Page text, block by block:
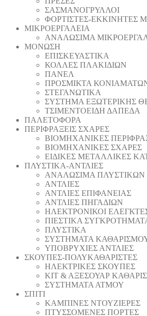
ΣΑΣΜΑΝΟΓΡΥΛΛΟΙ
ΦΟΡΤΙΣΤΕΣ-ΕΚΚΙΝΗΤΕΣ
ΜΙΚΡΟΕΡΓΑΛΕΙΑ
ΑΝΑΛΩΣΙΜΑ
ΜΟΝΩΣΗ
ΕΠΙΣΚΕΥΑΣΤΙΚΑ
ΚΟΛΛΕΣ ΠΛΑΚΙΔΙΩΝ
ΠΑΝΕΛ
ΠΡΟΣΜΙΚΤΑ
ΣΤΕΓΑΝΩΤΙΚΑ
ΣΥΣΤΗΜΑ ΕΞΩΤΕΡΙΚΗΣ
ΤΣΙΜΕΝΤΟΕΙΔΗ ΔΑΠΕΔΑ
ΠΑΛΕΤΟΦΟΡΑ
ΠΕΡΙΦΡΑΞΕΙΣ ΣΧΑΡΕΣ
ΒΙΟΜΗΧΑΝΙΚΕΣ
ΒΙΟΜΗΧΑΝΙΚΕΣ ΣΧΑΡΕΣ
ΕΙΔΙΚΕΣ ΜΕΤΑΛΛΙΚΕΣ
ΠΛΥΣΤΙΚΑ-ΑΝΤΛΙΕΣ
ΑΝΑΛΩΣΙΜΑ ΠΛΥΣΤΙΚΩΝ
ΑΝΤΛΙΕΣ
ΑΝΤΛΙΕΣ ΕΠΙΦΑΝΕΙΑΣ
ΑΝΤΛΙΕΣ ΠΗΓΑΔΙΩΝ
ΗΛΕΚΤΡΟΝΙΚΟΙ
ΠΙΕΣΤΙΚΑ
ΠΛΥΣΤΙΚΑ
ΣΥΣΤΗΜΑΤΑ
ΥΠΟΒΡΥΧΙΕΣ ΑΝΤΛΙΕΣ
ΣΚΟΥΠΕΣ-ΠΟΛΥΚΑΘΑΡΙΣΤΕΣ
ΗΛΕΚΤΡΙΚΕΣ ΣΚΟΥΠΕΣ
ΚΙΤ & ΑΞΕΣΟΥΑΡ
ΣΥΣΤΗΜΑΤΑ ΑΤΜΟΥ
ΣΠΙΤΙ
ΚΑΜΠΙΝΕΣ ΝΤΟΥΖΙΕΡΕΣ
ΠΤΥΣΣΟΜΕΝΕΣ ΠΟΡΤΕΣ